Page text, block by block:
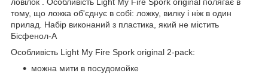
тому, що ложка об'єднує в собі: ложку, вилку і ніж в один
прилад. Набір виконаний з пластика, який не містить
Бісфенол-А
Особливість Light My Fire Spork original 2-pack:
можна мити в посудомойке